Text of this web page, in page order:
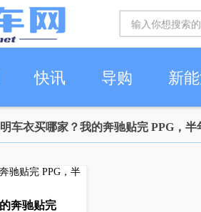
快讯 导购 新
车衣买哪家？我的奔驰贴完 PPG，
奔驰贴完